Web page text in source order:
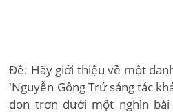
Đề: Hãy giới thiệu về một
'Nguyễn Gông Trứ sáng tác
don trơn dưới một nghìn